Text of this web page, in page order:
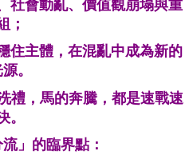
社會動亂、 價值觀崩塌與重
；
住主體，在混亂中成為新的
。
禮，馬的奔騰，都是速戰速
。
」的臨界點：